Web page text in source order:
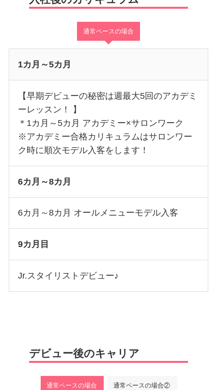
通常ペースの場合
1カ月～5カ月
【早期デビューの秘密は週最大5回のアカデミ
ーレッスン！ 】
＊1カ月～5カ月 アカデミー×サロンワーク
※アカデミー合格カリキュラムはサロンワー
ク時に順次モデル入客をします！
6カ月～8カ月
6カ月～8カ月 オールメニューモデル入客
9カ月目
Jr.スタイリストデビュー♪
デビュー後のキャリア
通常ペースの場合 通常ペースの場合②